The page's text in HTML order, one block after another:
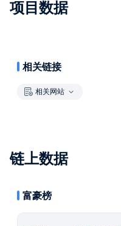
项目数据
相关链接
相关网站
链上数据
富豪榜